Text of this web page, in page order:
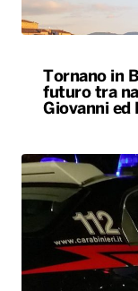
Tornano in
futuro tra
Giovanni ed